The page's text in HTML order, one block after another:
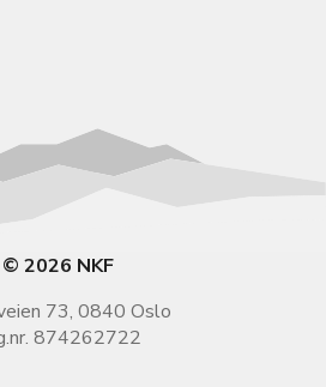
© 2026 NKF
73, 0840 Oslo
874262722